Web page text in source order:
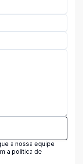
a nossa equipe
a política de